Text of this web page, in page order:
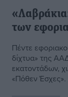
των
Πέντε
δίχτυα» της
εκατοντάδων,
«Πόθεν